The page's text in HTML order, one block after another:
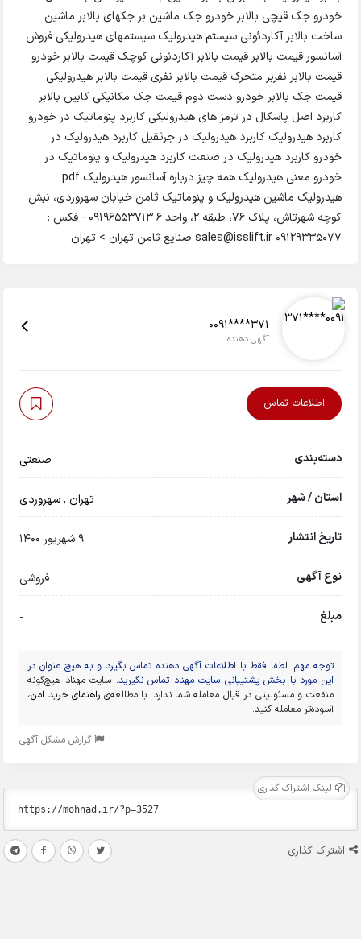
خودرو جک قیچی بالابر خودرو جک ماشین بر جکهای بالابر ماشین
ساخت بالابر آکاردئونی سیستم هیدرولیک سیستمهای هیدرولیکی فروش
آسانسور قیمت بالابر قیمت بالابر آکاردئونی کوچک قیمت بالابر خودرو
قیمت بالابر نفربر متحرک قیمت بالابر نفری قیمت بالابر هیدرولیکی
قیمت جک بالابر خودرو دست دوم قیمت جک مکانیکی کابین بالابر
کاربرد اصل پاسکال در ترمز های هیدرولیکی کاربرد پنوماتیک در خودرو
کاربرد هیدرولیک کاربرد هیدرولیک در جرثقیل کاربرد هیدرولیک در
خودرو کاربرد هیدرولیک در صنعت کاربرد هیدرولیک و پنوماتیک در
خودرو معنی هیدرولیک همه چیز درباره آسانسور هیدرولیک pdf
هیدرولیک ماشین هیدرولیک و پنوماتیک ثامن خیابان سهروردی، نبش
کوچه شهرتاش، پلاک 76، طبقه 2، واحد 6 09196553713 - فکس :
09129335077 sales@isslift.ir صنایع ثامن تهران > تهران
0091****371
آگهی دهنده
اطلاعات تماس
دسته‌بندی صنعتی
استان / شهر تهران,سهروردی
تاریخ انتشار 9 شهریور 1400
نوع آگهی فروشی
مبلغ -
توجه مهم: لطفا فقط با اطلاعات آگهی دهنده تماس بگیرد و به هیچ عنوان در
این مورد با بخش پشتیبانی سایت مهناد تماس نگیرید. سایت مهناد هیچ‌گونه
منفعت و مسئولیتی در قبال معامله شما ندارد. با مطالعه‌ی راهنمای خرید امن،
آسوده‌تر معامله کنید.
گزارش مشکل آگهی
لینک اشتراک گذاری
اشتراک گذاری